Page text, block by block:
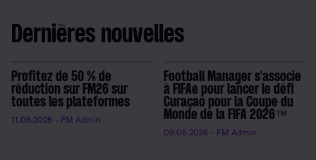
Dernières nouvelles
Profitez de 50 % de
réduction sur FM26 sur
toutes les plateformes
11.06.2026 - FM Admin
Football Manager s'associe
à FIFAe pour lancer le défi
Curaçao pour la Coupe du
Monde de la FIFA 2026™
09.06.2026 - FM Admin